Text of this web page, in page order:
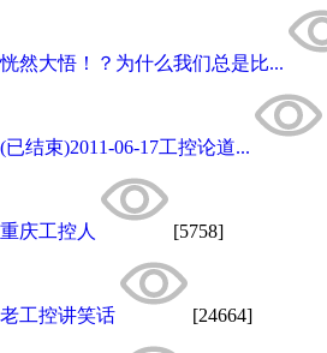
恍然大悟！？为什么我们总是比...
(已结束)2011-06-17工控论道...
重庆工控人 [5758]
老工控讲笑话 [24664]